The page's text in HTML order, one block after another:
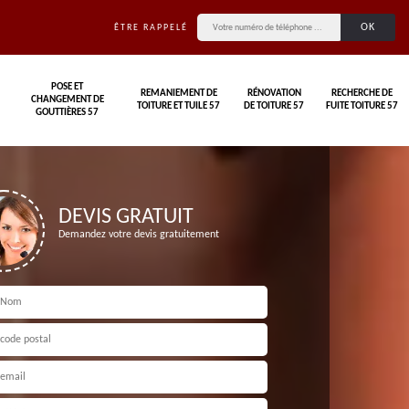
ÊTRE RAPPELÉ
POSE ET
CHANGEMENT DE
GOUTTIÈRES 57
REMANIEMENT DE
TOITURE ET TUILE 57
RÉNOVATION
DE TOITURE 57
RECHERCHE DE
FUITE TOITURE 57
DEVIS GRATUIT
Demandez votre devis gratuitement